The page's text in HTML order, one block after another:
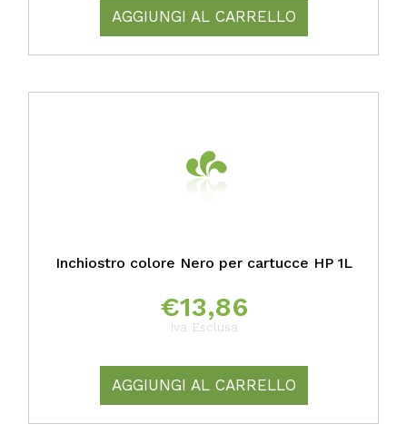
AGGIUNGI AL CARRELLO
Inchiostro colore Nero per cartucce HP 1L
€13,86
Iva Esclusa
AGGIUNGI AL CARRELLO